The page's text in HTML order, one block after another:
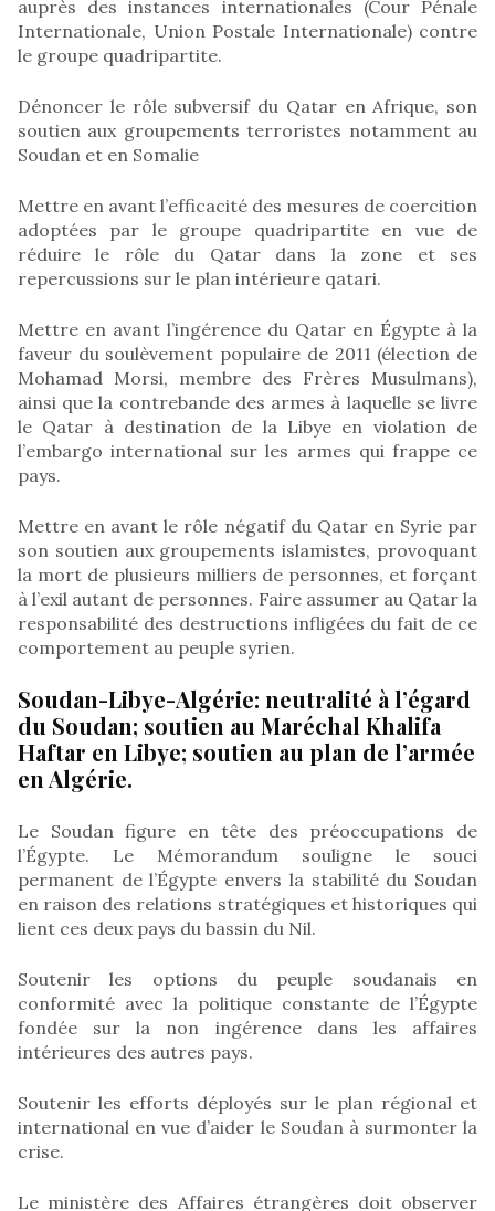
auprès des instances internationales (Cour Pénale
Internationale, Union Postale Internationale) contre
le groupe quadripartite.
Dénoncer le rôle subversif du Qatar en Afrique, son
soutien aux groupements terroristes notamment au
Soudan et en Somalie
Mettre en avant l’efficacité des mesures de coercition
adoptées par le groupe quadripartite en vue de
réduire le rôle du Qatar dans la zone et ses
repercussions sur le plan intérieure qatari.
Mettre en avant l’ingérence du Qatar en Égypte à la
faveur du soulèvement populaire de 2011 (élection de
Mohamad Morsi, membre des Frères Musulmans),
ainsi que la contrebande des armes à laquelle se livre
le Qatar à destination de la Libye en violation de
l’embargo international sur les armes qui frappe ce
pays.
Mettre en avant le rôle négatif du Qatar en Syrie par
son soutien aux groupements islamistes, provoquant
la mort de plusieurs milliers de personnes, et forçant
à l’exil autant de personnes. Faire assumer au Qatar la
responsabilité des destructions infligées du fait de ce
comportement au peuple syrien.
Soudan-Libye-Algérie: neutralité à l’égard
du Soudan; soutien au Maréchal Khalifa
Haftar en Libye; soutien au plan de l’armée
en Algérie.
Le Soudan figure en tête des préoccupations de
l’Égypte. Le Mémorandum souligne le souci
permanent de l’Égypte envers la stabilité du Soudan
en raison des relations stratégiques et historiques qui
lient ces deux pays du bassin du Nil.
Soutenir les options du peuple soudanais en
conformité avec la politique constante de l’Égypte
fondée sur la non ingérence dans les affaires
intérieures des autres pays.
Soutenir les efforts déployés sur le plan régional et
international en vue d’aider le Soudan à surmonter la
crise.
Le ministère des Affaires étrangères doit observer